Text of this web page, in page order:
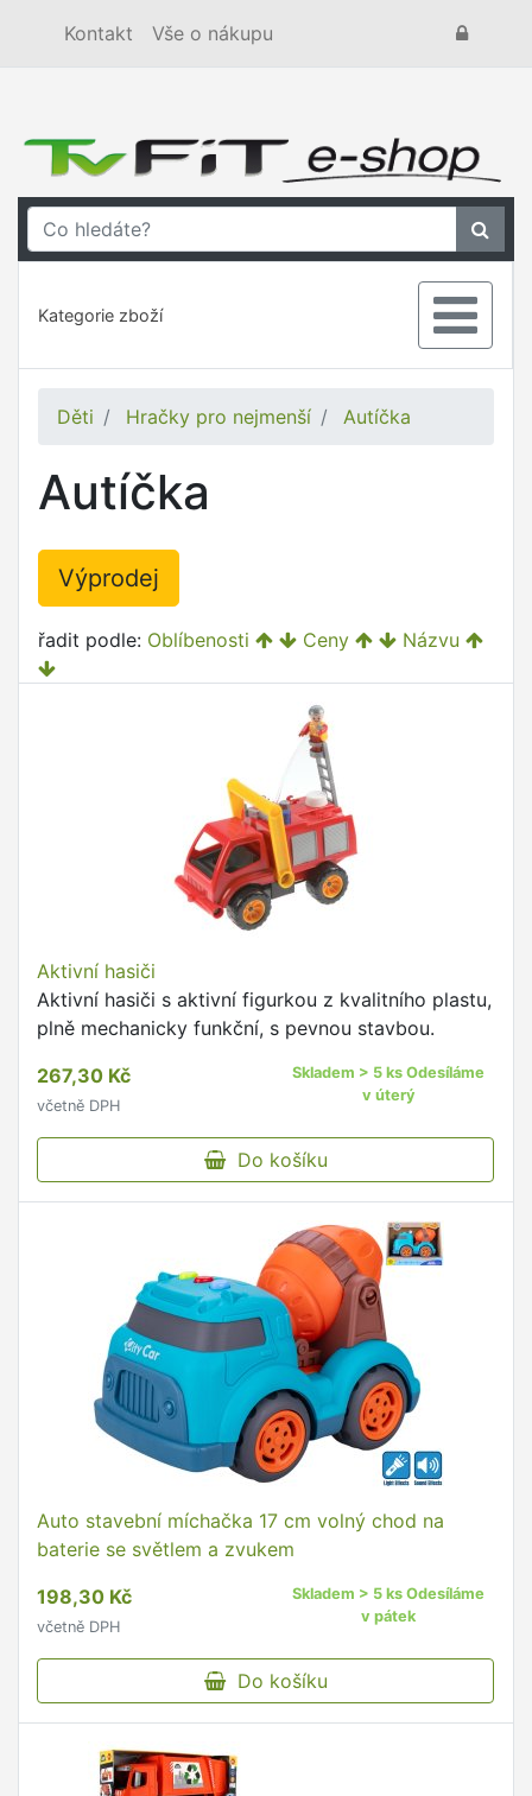
Kontakt Vše o nákupu
Kategorie zboží
Děti Hračky pro nejmenší Autíčka
Autíčka
Výprodej
řadit podle: Oblíbenosti Ceny Názvu
Aktivní hasiči
Aktivní hasiči s aktivní figurkou z kvalitního plastu,
plně mechanicky funkční, s pevnou stavbou.
267,30 Kč
včetně DPH
Skladem > 5 ks Odesíláme
v úterý
Do košíku
Auto stavební míchačka 17 cm volný chod na
baterie se světlem a zvukem
198,30 Kč
včetně DPH
Skladem > 5 ks Odesíláme
v pátek
Do košíku